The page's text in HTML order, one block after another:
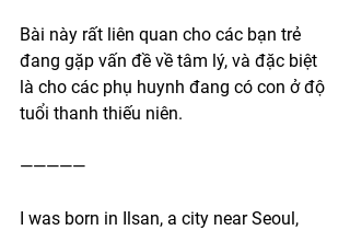
Bài này rất liên quan cho các bạn trẻ
đang gặp vấn đề về tâm lý, và đặc biệt
là cho các phụ huynh đang có con ở độ
tuổi thanh thiếu niên.
—————
I was born in Ilsan, a city near Seoul,